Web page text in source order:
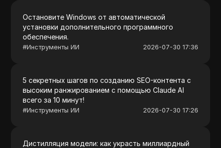
Остановите Windows от автоматической
установки дополнительного программного
обеспечения.
#Инструменты ИИ 2026-07-30 17:36
5 секретных шагов по созданию SEO-контента с
высоким ранжированием с помощью Claude AI
всего за 10 минут!
#Инструменты ИИ 2026-07-30 17:26
Дистилляция модели: как украсть миллиардный